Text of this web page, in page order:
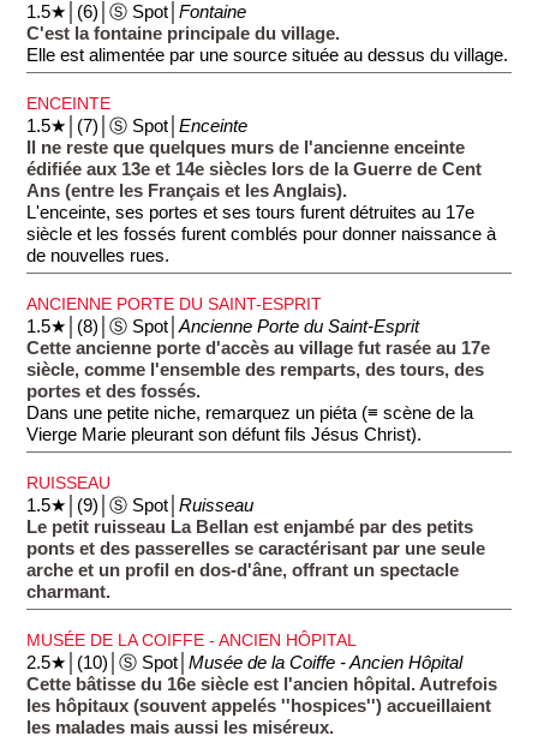
1.5★│(6)│Ⓢ Spot│Fontaine
C'est la fontaine principale du village.
Elle est alimentée par une source située au dessus du village.
ENCEINTE
1.5★│(7)│Ⓢ Spot│Enceinte
Il ne reste que quelques murs de l'ancienne enceinte
édifiée aux 13e et 14e siècles lors de la Guerre de Cent
Ans (entre les Français et les Anglais).
L'enceinte, ses portes et ses tours furent détruites au 17e
siècle et les fossés furent comblés pour donner naissance à
de nouvelles rues.
ANCIENNE PORTE DU SAINT-ESPRIT
1.5★│(8)│Ⓢ Spot│Ancienne Porte du Saint-Esprit
Cette ancienne porte d'accès au village fut rasée au 17e
siècle, comme l'ensemble des remparts, des tours, des
portes et des fossés.
Dans une petite niche, remarquez un piéta (≡ scène de la
Vierge Marie pleurant son défunt fils Jésus Christ).
RUISSEAU
1.5★│(9)│Ⓢ Spot│Ruisseau
Le petit ruisseau La Bellan est enjambé par des petits
ponts et des passerelles se caractérisant par une seule
arche et un profil en dos-d'âne, offrant un spectacle
charmant.
MUSÉE DE LA COIFFE - ANCIEN HÔPITAL
2.5★│(10)│Ⓢ Spot│Musée de la Coiffe - Ancien Hôpital
Cette bâtisse du 16e siècle est l'ancien hôpital. Autrefois
les hôpitaux (souvent appelés ''hospices'') accueillaient
les malades mais aussi les miséreux.